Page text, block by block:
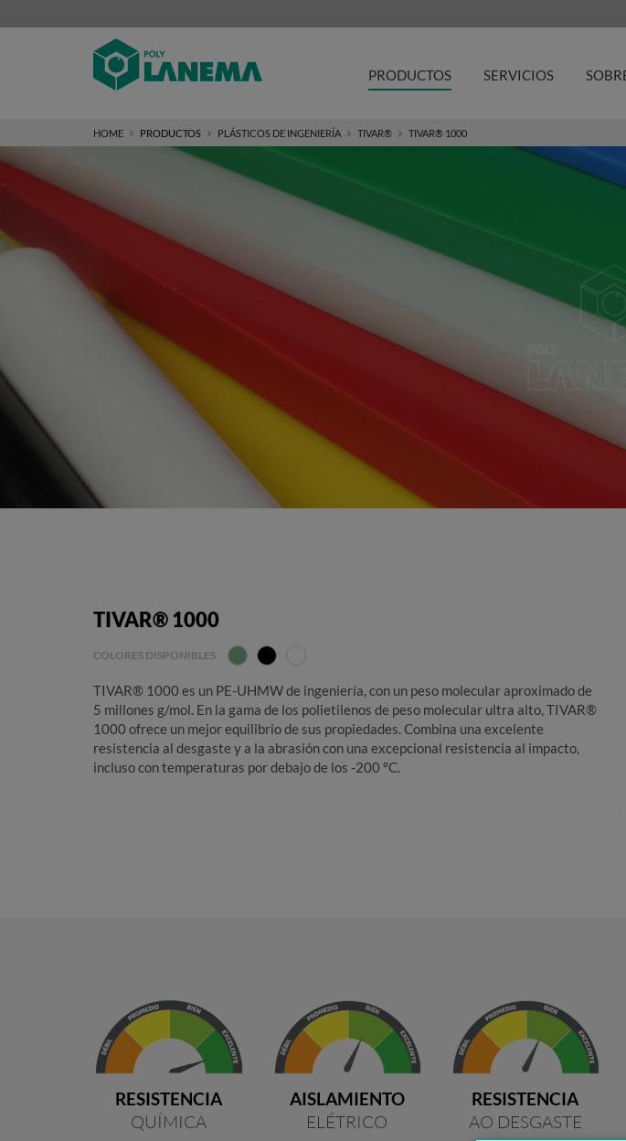
PRODUCTOS SERVICIOS
HOME PRODUCTOS PLÁSTICOS DE INGENIERÍA TIVAR® TIVAR® 1000
TIVAR® 1000
COLORES DISPONIBLES
TIVAR® 1000 es un PE-UHMW de ingeniería, con un peso molecular aproximado de
5 millones g/mol. En la gama de los polietilenos de peso molecular ultra alto, TIVAR®
1000 ofrece un mejor equilibrio de sus propiedades. Combina una excelente
resistencia al desgaste y a la abrasión con una excepcional resistencia al impacto,
incluso con temperaturas por debajo de los -200 ºC.
RESISTENCIA
QUÍMICA
AISLAMIENTO
ELÉTRICO
RESISTENCIA
AO DESGASTE